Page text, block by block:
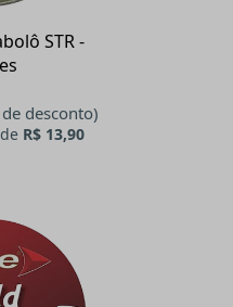
STR -
desconto)
de R$ 13,90